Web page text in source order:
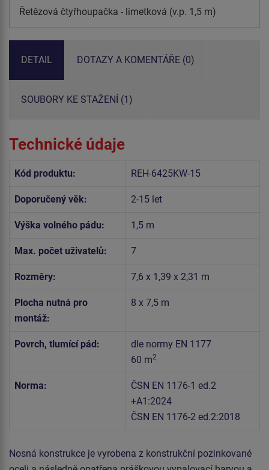
Řetězová čtyřhoupačka - limetková (v.p. 1,5 m)
DETAIL DOTAZY A KOMENTÁŘE (0)
SOUBORY KE STAŽENÍ (1)
Technické údaje
Kód produktu: REH-6425KW-15
Doporučený věk: 2-15 let
Výška volného pádu: 1,5 m
Max. počet uživatelů: 7
Rozměry: 7,6 x 1,39 x 2,31 m
Plocha nutná pro
montáž:
8 x 7,5 m
Povrch, tlumící pád:
dle normy EN 1177
60 m2
Norma:
ČSN EN 1176-1 ed.2
+A1:2024
ČSN EN 1176-2 ed.2:2018
Nosná konstrukce je vyrobena z konstrukční pozinkované